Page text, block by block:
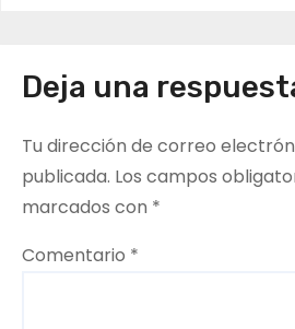
Deja una
Tu dirección de correo
publicada. Los campos
marcados con *
Comentario *